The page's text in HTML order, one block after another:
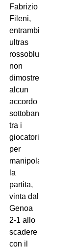
Fabrizio
Fileni,
entrambi
ultras
rossoblu,
non
dimostrerebbero
alcun
accordo
sottobanco
tra i
giocatori
per
manipolare
la
partita,
vinta dal
Genoa
2-1 allo
scadere
con il